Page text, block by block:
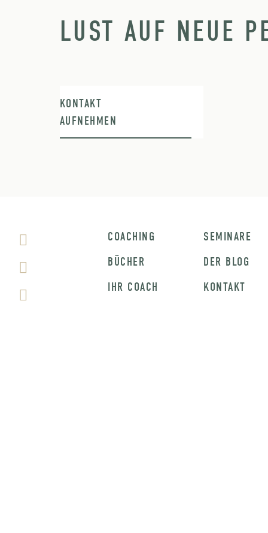
LUST AUF NEUE
KONTAKT
AUFNEHMEN
COACHING
BÜCHER
IHR COACH
SEMINARE
DER BLOG
KONTAKT